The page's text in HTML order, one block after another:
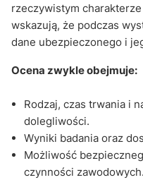
rzeczywistym charakterze
wskazują, że podczas
dane ubezpieczonego i
Ocena zwykle obejmuje:
Rodzaj, czas trwania i
dolegliwości.
Wyniki badania oraz
Możliwość
czynności zawodowych.